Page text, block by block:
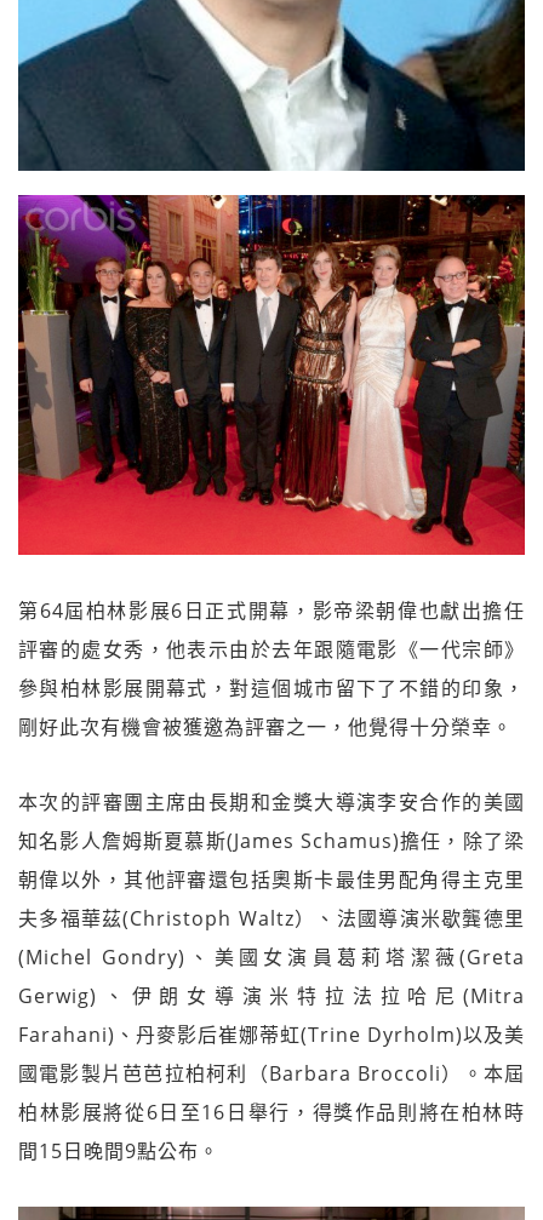
第64屆柏林影展6日正式開幕，影帝梁朝偉也獻出擔任
評審的處女秀，他表示由於去年跟隨電影《一代宗師》
參與柏林影展開幕式，對這個城市留下了不錯的印象，
剛好此次有機會被獲邀為評審之一，他覺得十分榮幸。
本次的評審團主席由長期和金獎大導演李安合作的美國
知名影人詹姆斯夏慕斯(James Schamus)擔任，除了梁
朝偉以外，其他評審還包括奧斯卡最佳男配角得主克里
夫多福華茲(Christoph Waltz）、法國導演米歇龔德里
(Michel Gondry)、美國女演員葛莉塔潔薇(Greta
Gerwig)、伊朗女導演米特拉法拉哈尼(Mitra
Farahani)、丹麥影后崔娜蒂虹(Trine Dyrholm)以及美
國電影製片芭芭拉柏柯利（Barbara Broccoli）。本屆
柏林影展將從6日至16日舉行，得獎作品則將在柏林時
間15日晚間9點公布。